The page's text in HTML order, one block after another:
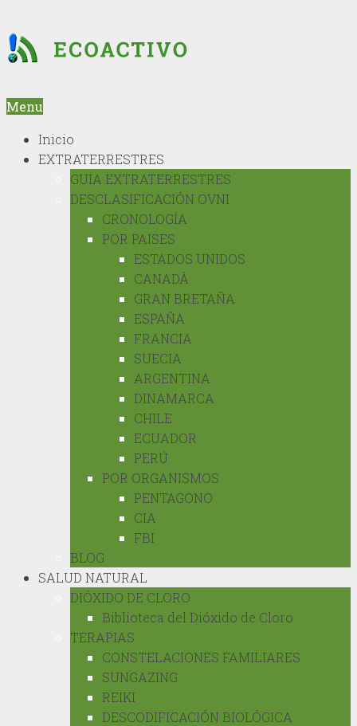
Menu
Inicio
EXTRATERRESTRES
GUIA EXTRATERRESTRES
DESCLASIFICACIÓN OVNI
CRONOLOGÍA
POR PAISES
ESTADOS UNIDOS
CANADÁ
GRAN BRETAÑA
ESPAÑA
FRANCIA
SUECIA
ARGENTINA
DINAMARCA
CHILE
ECUADOR
PERÚ
POR ORGANISMOS
PENTAGONO
CIA
FBI
BLOG
SALUD NATURAL
DIÓXIDO DE CLORO
Biblioteca del Dióxido de Cloro
TERAPIAS
CONSTELACIONES FAMILIARES
SUNGAZING
REIKI
DESCODIFICACIÓN BIOLÓGICA